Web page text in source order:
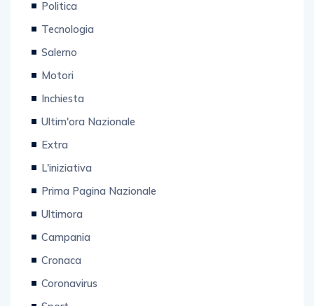
Politica
Tecnologia
Salerno
Motori
Inchiesta
Ultim'ora Nazionale
Extra
L'iniziativa
Prima Pagina Nazionale
Ultimora
Campania
Cronaca
Coronavirus